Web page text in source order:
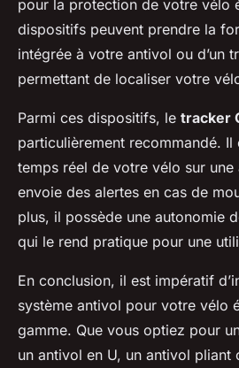
pour la protection de votre vélo
dispositifs peuvent prendre la
intégrée à votre antivol ou d’un
permettant de localiser votre
Parmi ces dispositifs, le tracker
particulièrement recommandé.
temps réel de votre vélo sur
envoie des alertes en cas de
plus, il possède une autonomie
qui le rend pratique pour une
En conclusion, il est impératif
système antivol pour votre vélo
gamme. Que vous optiez pour
un antivol en U, un antivol pliant